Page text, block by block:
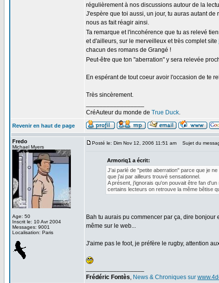
régulièrement à nos discussions autour de la
J'espère que toi aussi, un jour, tu auras autant
nous as fait réagir ainsi.
Ta remarque et l'incohérence que tu as relevé
et d'ailleurs, sur le merveilleux et très complet site
chacun des romans de Grangé !
Peut-être que ton "aberration" y sera relevée
En espérant de tout coeur avoir l'occasion de te
Très sincèrement.
CréAuteur du monde de True Duck.
Revenir en haut de page
Fredo
Michael Myers
Age: 50
Inscrit le: 10 Avr 2004
Messages: 9001
Localisation: Paris
Posté le: Dim Nov 12, 2006 11:51 am Sujet du
Armoriq1 a écrit:
J'ai parlé de "petite aberration" parce que je
que j'ai par ailleurs trouvé sensationnel.
A présent, j'ignorais qu'on pouvait être fan
certains lecteurs on retrouve la même bêtise
Bah tu aurais pu commencer par ça, dire
même sur le web...
J'aime pas le foot, je préfère le rugby, attention
Frédéric Fontès, News & Chroniques sur